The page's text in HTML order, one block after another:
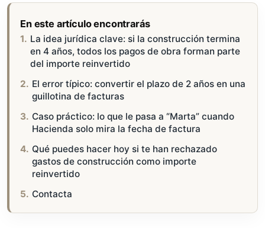
En este artículo encontrarás
La idea jurídica clave: si la construcción termina
en 4 años, todos los pagos de obra forman parte
del importe reinvertido
El error típico: convertir el plazo de 2 años en una
guillotina de facturas
Caso práctico: lo que le pasa a “Marta” cuando
Hacienda solo mira la fecha de factura
Qué puedes hacer hoy si te han rechazado
gastos de construcción como importe
reinvertido
Contacta